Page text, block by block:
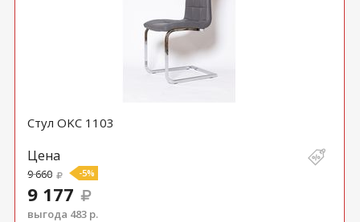
Стул OKC 1103
Цена
9 660 -5%
9 177
выгода 483 р.